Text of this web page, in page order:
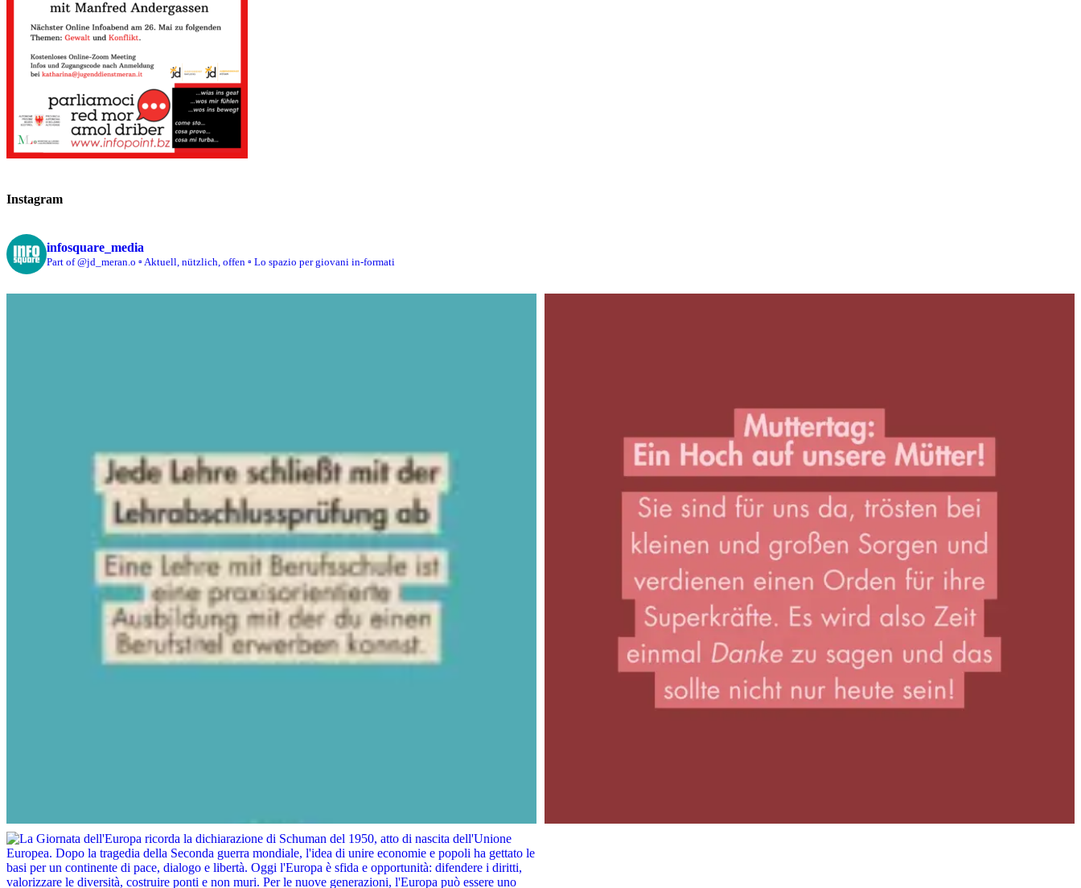
Instagram
infosquare_media
Part of @jd_meran.o ▫️ Aktuell, nützlich, offen ▫️ Lo spazio per giovani in-formati